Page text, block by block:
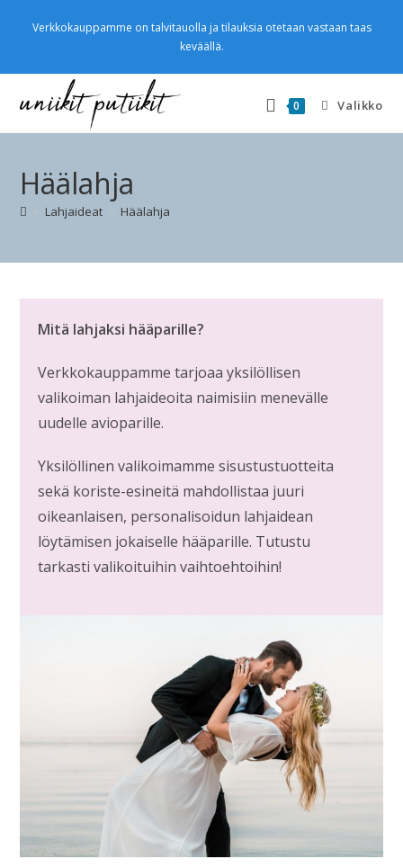
Verkkokauppamme on talvitauolla ja tilauksia otetaan vastaan taas
keväällä.
0 Valikko
Häälahja
Lahjaideat Häälahja
Mitä lahjaksi hääparille?
Verkkokauppamme tarjoaa yksilöllisen
valikoiman lahjaideoita naimisiin menevälle
uudelle avioparille.
Yksilöllinen valikoimamme sisustustuotteita
sekä koriste-esineitä mahdollistaa juuri
oikeanlaisen, personalisoidun lahjaidean
löytämisen jokaiselle hääparille. Tutustu
tarkasti valikoituihin vaihtoehtoihin!